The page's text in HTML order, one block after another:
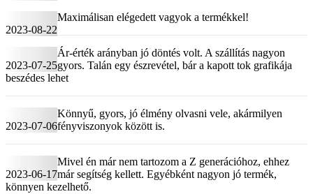
2023-08-22
Maximálisan elégedett vagyok a termékkel!
2023-07-25
Ár-érték arányban jó döntés volt. A szállítás nagyon
gyors. Talán egy észrevétel, bár a kapott tok grafikája
beszédes lehet
2023-07-06
Könnyű, gyors, jó élmény olvasni vele, akármilyen
fényviszonyok között is.
2023-06-17
Mivel én már nem tartozom a Z generációhoz, ehhez
már segítség kellett. Egyébként nagyon jó termék,
könnyen kezelhető.